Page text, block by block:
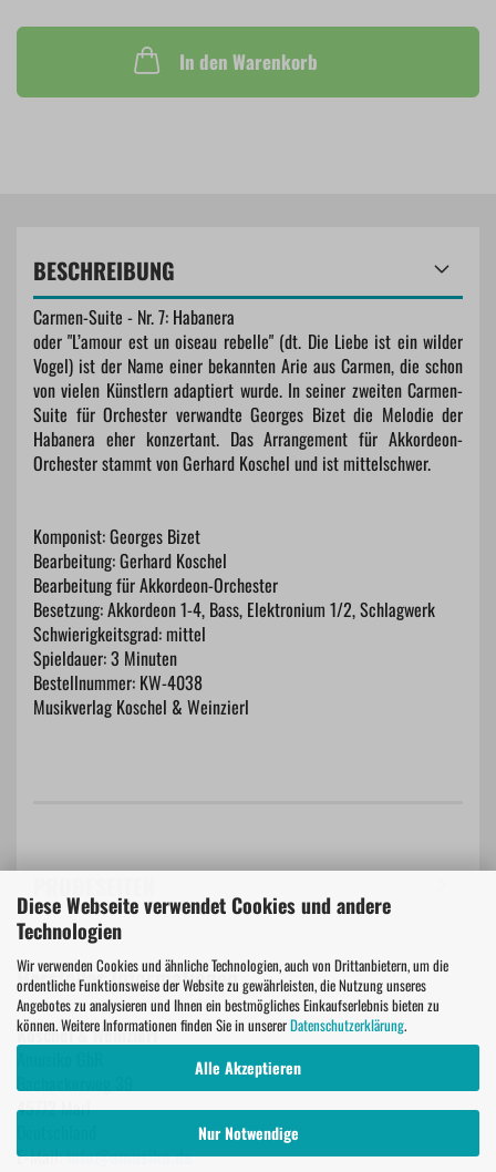
Diese Webseite verwendet Cookies und andere
Technologien
Wir verwenden Cookies und ähnliche Technologien, auch von Drittanbietern, um die
ordentliche Funktionsweise der Website zu gewährleisten, die Nutzung unseres
Angebotes zu analysieren und Ihnen ein bestmögliches Einkaufserlebnis bieten zu
können. Weitere Informationen finden Sie in unsererDatenschutzerklärung.
Alle Akzeptieren
Nur Notwendige
In den Warenkorb
BESCHREIBUNG
Carmen-Suite - Nr. 7: Habanera
oder "L’amour est un oiseau rebelle" (dt. Die Liebe ist ein wilder
Vogel) ist der Name einer bekannten Arie aus Carmen, die schon
von vielen Künstlern adaptiert wurde. In seiner zweiten Carmen-
Suite für Orchester verwandte Georges Bizet die Melodie der
Habanera eher konzertant. Das Arrangement für Akkordeon-
Orchester stammt von Gerhard Koschel und ist mittelschwer.
Komponist: Georges Bizet
Bearbeitung: Gerhard Koschel
Bearbeitung für Akkordeon-Orchester
Besetzung: Akkordeon 1-4, Bass, Elektronium 1/2, Schlagwerk
Schwierigkeitsgrad: mittel
Spieldauer: 3 Minuten
Bestellnummer: KW-4038
Musikverlag Koschel & Weinzierl
Hersteller Informationen
Koschel & Weinzierl
Bachackerweg 39
45772 Marl
E-Mail:info@amusiko.de